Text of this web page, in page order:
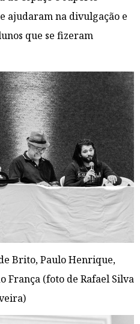
ajudaram na divulgação e
que se fizeram
Brito, Paulo Henrique,
França (foto de Rafael Silva